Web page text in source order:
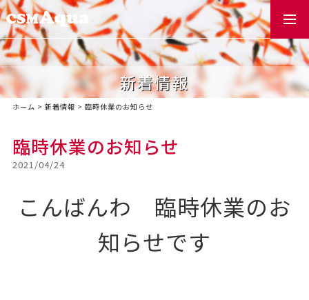
新着情報
ホーム > 新着情報 > 臨時休業のお知らせ
臨時休業のお知らせ
2021/04/24
こんばんわ 臨時休業のお
知らせです